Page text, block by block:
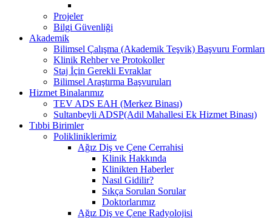
Projeler
Bilgi Güvenliği
Akademik
Bilimsel Çalışma (Akademik Teşvik) Başvuru Formları
Klinik Rehber ve Protokoller
Staj İçin Gerekli Evraklar
Bilimsel Araştırma Başvuruları
Hizmet Binalarımız
TEV ADS EAH (Merkez Binası)
Sultanbeyli ADSP(Adil Mahallesi Ek Hizmet Binası)
Tıbbi Birimler
Polikliniklerimiz
Ağız Diş ve Çene Cerrahisi
Klinik Hakkında
Klinikten Haberler
Nasıl Gidilir?
Sıkça Sorulan Sorular
Doktorlarımız
Ağız Diş ve Çene Radyolojisi